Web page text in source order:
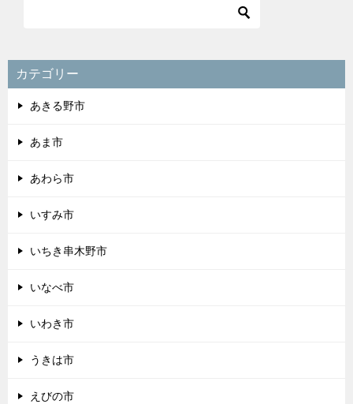
カテゴリー
あきる野市
あま市
あわら市
いすみ市
いちき串木野市
いなべ市
いわき市
うきは市
えびの市